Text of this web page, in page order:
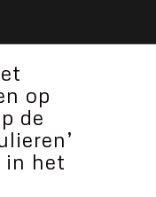
op
de
in het